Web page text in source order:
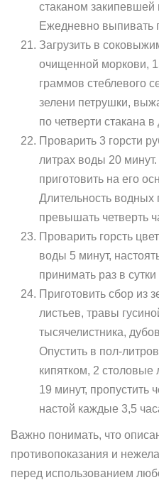
стаканом
Ежедневно выпивать
Загрузить в
очищенной моркови,
граммов стеблевого
зелени петрушки,
по четверти стакана в
Проварить 3 горсти
литрах воды 20
приготовить на его
Длительность
превышать четверть
Проварить горсть
воды 5 минут,
принимать раз в сутки
Приготовить сбор из
листьев, травы
тысячелистника,
Опустить в пол-
кипятком, 2
19 минут, пропустить
настой каждые 3,5
Важно понимать, что
противопоказания и
перед использованием